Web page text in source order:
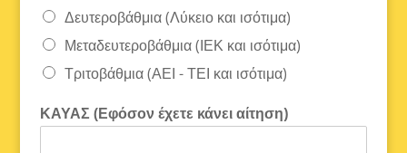
Δευτεροβάθμια (Λύκειο και ισότιμα)
Μεταδευτεροβάθμια (ΙΕΚ και ισότιμα)
Τριτοβάθμια (ΑΕΙ - ΤΕΙ και ισότιμα)
ΚΑΥΑΣ (Εφόσον έχετε κάνει αίτηση)